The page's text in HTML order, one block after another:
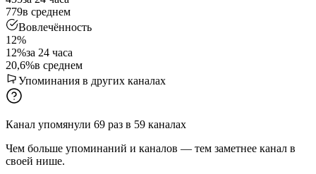
779в среднем
Вовлечённость
12%
12%за 24 часа
20,6%в среднем
Упоминания в других каналах
Канал упомянули 69 раз в 59 каналах
Чем больше упоминаний и каналов — тем заметнее канал в
своей нише.